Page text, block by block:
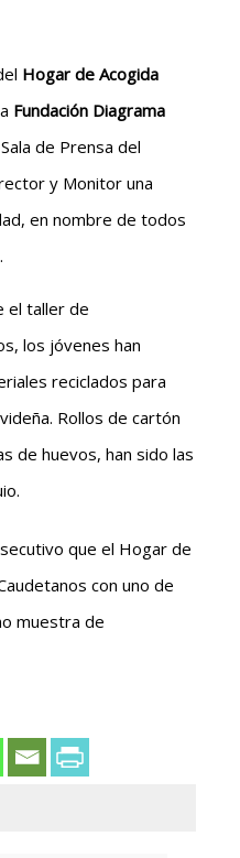
Hogar de Acogida
Fundación Diagrama
de Prensa del
y Monitor una
en nombre de todos
el taller de
los jóvenes han
reciclados para
Rollos de cartón
de huevos, han sido las
que el Hogar de
con uno de
muestra de